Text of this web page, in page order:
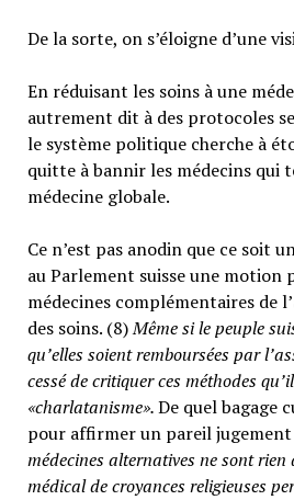
De la sorte, on s’éloigne d’une
En réduisant les soins à une
autrement dit à des protocoles
le système politique cherche à
quitte à bannir les médecins qui
médecine globale.
Ce n’est pas anodin que ce soit
au Parlement suisse une motion
médecines complémentaires de
des soins. (8)Même si le peuple
qu’elles soient remboursées par
cessé de critiquer ces méthodes
«charlatanisme».De quel bagage
pour affirmer un pareil
médecines alternatives ne sont rien
médical de croyances religieuses